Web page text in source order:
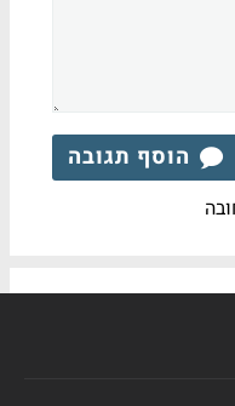
הוסף תגובה